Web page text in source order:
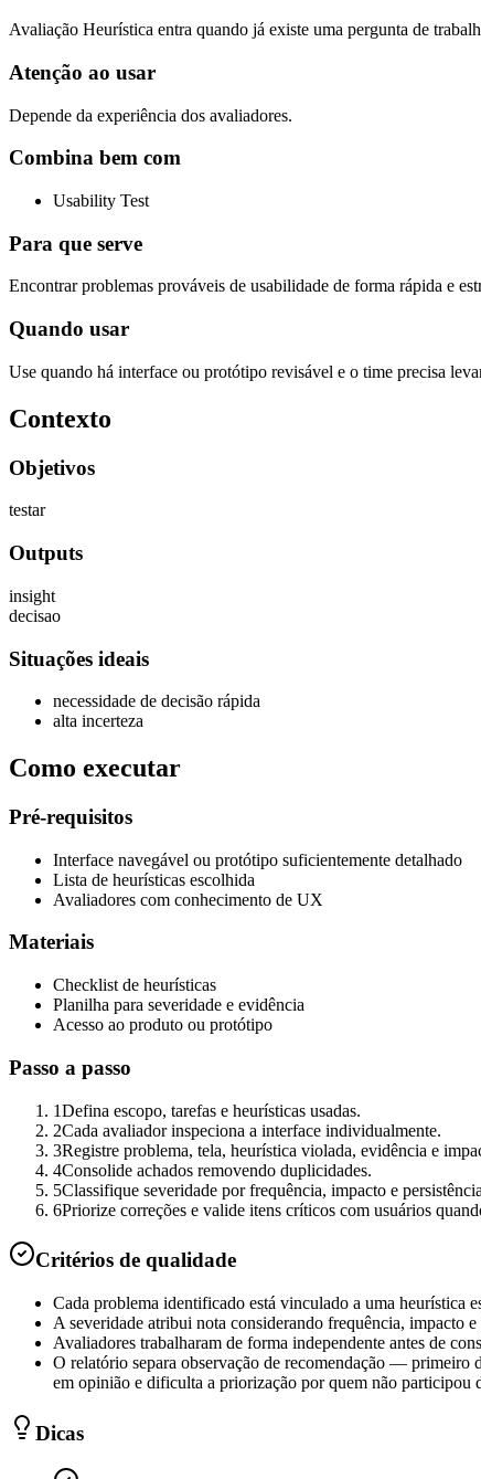
Avaliação Heurística entra quando já existe uma pergunta de
Atenção ao usar
Depende da experiência dos avaliadores.
Combina bem com
Usability Test
Para que serve
Encontrar problemas prováveis de usabilidade de forma rápida e
Quando usar
Use quando há interface ou protótipo revisável e o time precisa
Contexto
Objetivos
testar
Outputs
insight
decisao
Situações ideais
necessidade de decisão rápida
alta incerteza
Como executar
Pré-requisitos
Interface navegável ou protótipo suficientemente detalhado
Lista de heurísticas escolhida
Avaliadores com conhecimento de UX
Materiais
Checklist de heurísticas
Planilha para severidade e evidência
Acesso ao produto ou protótipo
Passo a passo
1Defina escopo, tarefas e heurísticas usadas.
2Cada avaliador inspeciona a interface individualmente.
3Registre problema, tela, heurística violada, evidência e
4Consolide achados removendo duplicidades.
5Classifique severidade por frequência, impacto e
6Priorize correções e valide itens críticos com usuários
Critérios de qualidade
Cada problema identificado está vinculado a uma heurística
A severidade atribui nota considerando frequência, impacto
Avaliadores trabalharam de forma independente antes de
O relatório separa observação de recomendação — primeiro
em opinião e dificulta a priorização por quem não participou
Dicas